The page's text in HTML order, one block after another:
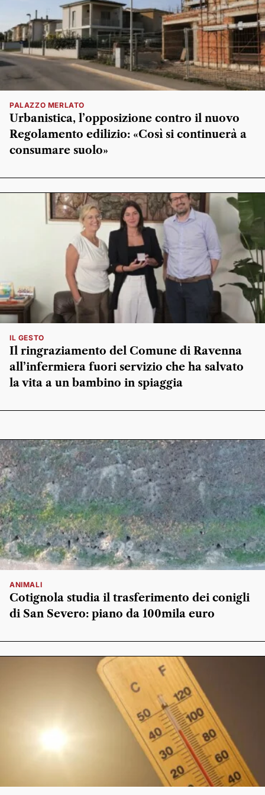
PALAZZO MERLATO
Urbanistica, l’opposizione contro il nuovo
Regolamento edilizio: «Così si continuerà a
consumare suolo»
IL GESTO
Il ringraziamento del Comune di Ravenna
all’infermiera fuori servizio che ha salvato
la vita a un bambino in spiaggia
ANIMALI
Cotignola studia il trasferimento dei conigli
di San Severo: piano da 100mila euro